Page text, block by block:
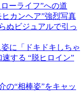
ーライフ”への道
カンヘア”強烈写真
ぬビジュアルで引っ
に「ドキドキしちゃ
する “脱ヒロイン”
の“相棒姿”をキャッ